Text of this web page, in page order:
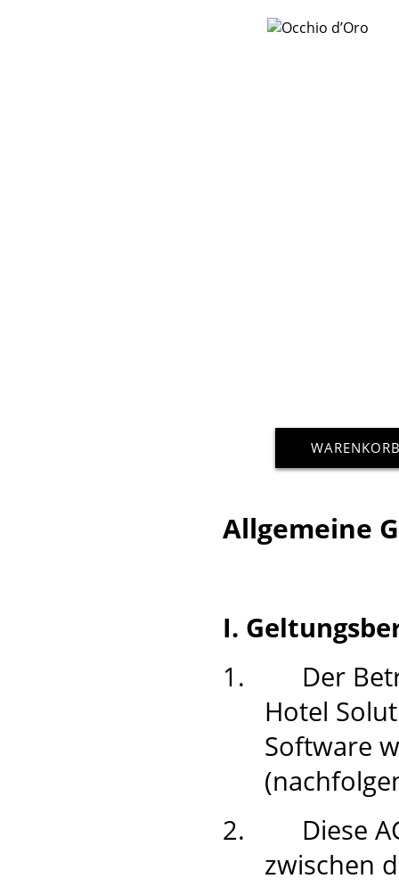
Allgemeine
I.
1.
Der
Hotel
Software
2.
Diese
zwischen